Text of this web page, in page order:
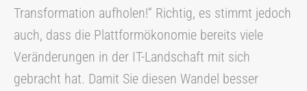
Transformation aufholen!“ Richtig, es stimmt jedoch
auch, dass die Plattformökonomie bereits viele
Veränderungen in der IT-Landschaft mit sich
gebracht hat. Damit Sie diesen Wandel besser